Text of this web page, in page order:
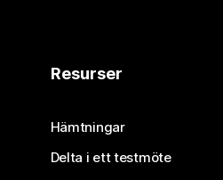
Resurser
Hämtningar
Delta i ett testmöte